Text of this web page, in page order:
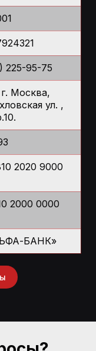
225-95-75
Москва,
ул. ,
2020 9000
2000 0000
БАНК»